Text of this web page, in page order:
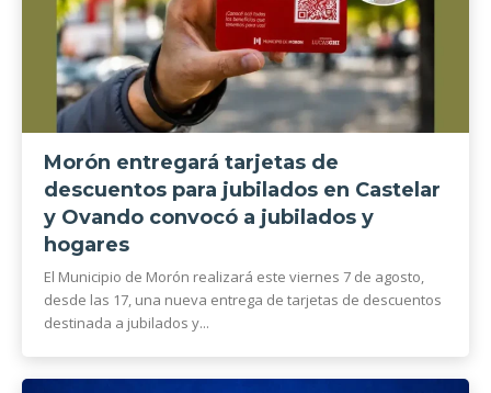
Morón entregará tarjetas de
descuentos para jubilados en Castelar
y Ovando convocó a jubilados y
hogares
El Municipio de Morón realizará este viernes 7 de agosto,
desde las 17, una nueva entrega de tarjetas de descuentos
destinada a jubilados y...